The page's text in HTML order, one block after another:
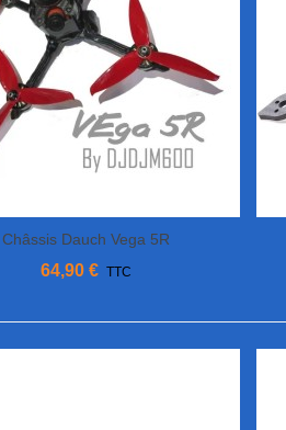
Ajouter Au Panier
Châssis Dauch Vega 5R
64,90 € TTC